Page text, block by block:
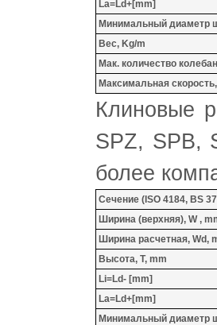
La=Ld+[mm]
Минимальный диаметр
Вес, Kg/m
Мак. количество
Максимальная
Клиновые
SPZ, SPB,
более
Сечение (ISO 4184, BS
Ширина (верхняя), W ,
Ширина расчетная, Wd,
Высота, T, mm
Li=Ld- [mm]
La=Ld+[mm]
Минимальный диаметр